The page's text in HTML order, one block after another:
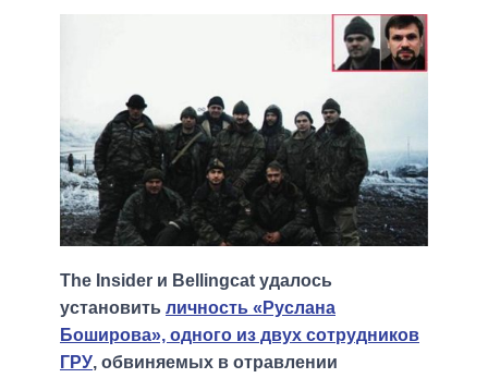
The Insider и Bellingcat удалось
установить личность «Руслана
Боширова», одного из двух сотрудников
ГРУ, обвиняемых в отравлении